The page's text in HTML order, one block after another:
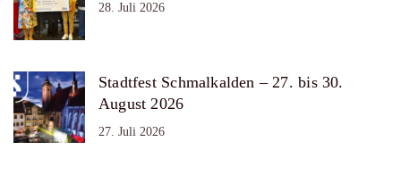
28. Juli 2026
Stadtfest Schmalkalden – 27. bis 30.
August 2026
27. Juli 2026